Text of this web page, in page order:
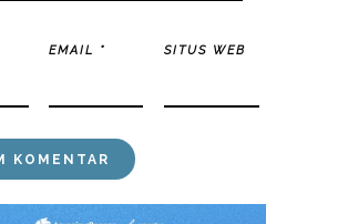
EMAIL * SITUS WEB